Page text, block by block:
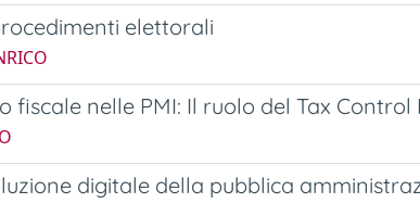
elettorali
fiscale nelle PMI: Il ruolo del Tax
digitale della pubblica